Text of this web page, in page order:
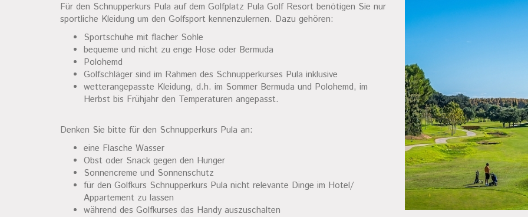
Für den Schnupperkurs Pula auf dem Golfplatz Pula Golf Resort benötigen Sie nur
sportliche Kleidung um den Golfsport kennenzulernen. Dazu gehören:
Sportschuhe mit flacher Sohle
bequeme und nicht zu enge Hose oder Bermuda
Polohemd
Golfschläger sind im Rahmen des Schnupperkurses Pula inklusive
wetterangepasste Kleidung, d.h. im Sommer Bermuda und Polohemd, im
Herbst bis Frühjahr den Temperaturen angepasst.
Denken Sie bitte für den Schnupperkurs Pula an:
eine Flasche Wasser
Obst oder Snack gegen den Hunger
Sonnencreme und Sonnenschutz
für den Golfkurs Schnupperkurs Pula nicht relevante Dinge im Hotel/
Appartement zu lassen
während des Golfkurses das Handy auszuschalten